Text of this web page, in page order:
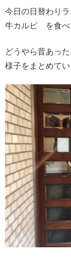
今日の日替わり
牛カルビ を食べ
どうやら昔あっ
様子をまとめてい